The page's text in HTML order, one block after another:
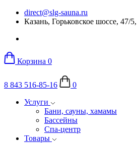
direct@slg-sauna.ru
Казань, Горьковское шоссе, 47/
Корзина 0
8 843 516-85-16
0
Услуги
Бани, сауны, хамамы
Бассейны
Спа-центр
Товары